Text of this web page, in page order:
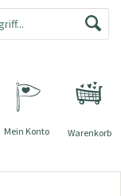
Warenkorb
Mein Konto